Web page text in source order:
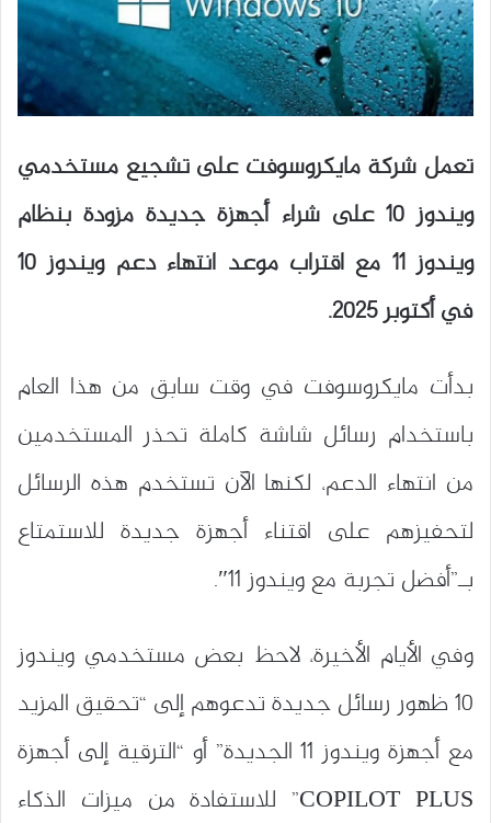
تعمل شركة مايكروسوفت على تشجيع مستخدمي
ويندوز 10 على شراء أجهزة جديدة مزودة بنظام
ويندوز 11 مع اقتراب موعد انتهاء دعم ويندوز 10
في أكتوبر 2025.
بدأت مايكروسوفت في وقت سابق من هذا العام
باستخدام رسائل شاشة كاملة تحذر المستخدمين
من انتهاء الدعم، لكنها الآن تستخدم هذه الرسائل
لتحفيزهم على اقتناء أجهزة جديدة للاستمتاع
بـ”أفضل تجربة مع ويندوز 11″.
وفي الأيام الأخيرة، لاحظ بعض مستخدمي ويندوز
10 ظهور رسائل جديدة تدعوهم إلى “تحقيق المزيد
مع أجهزة ويندوز 11 الجديدة” أو “الترقية إلى أجهزة
COPILOT PLUS” للاستفادة من ميزات الذكاء